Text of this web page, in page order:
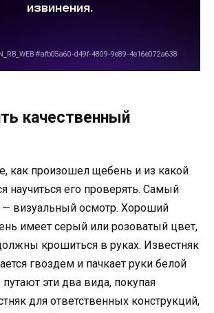
качественный
как произошел щебень и из какой
научиться его проверять. Самый
— визуальный осмотр. Хороший
имеет серый или розоватый цвет,
крошиться в руках. Известняк
гвоздем и пачкает руки белой
эти два вида, покупая
для ответственных конструкций,